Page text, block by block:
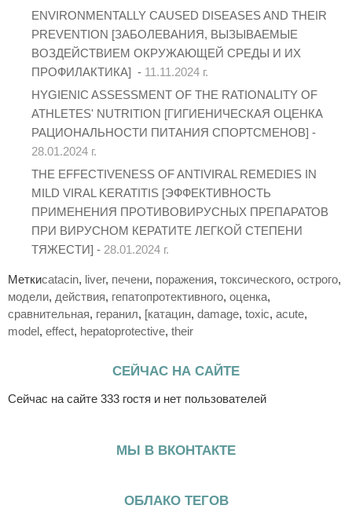
ENVIRONMENTALLY CAUSED DISEASES AND THEIR
PREVENTION [ЗАБОЛЕВАНИЯ, ВЫЗЫВАЕМЫЕ
ВОЗДЕЙСТВИЕМ ОКРУЖАЮЩЕЙ СРЕДЫ И ИХ
ПРОФИЛАКТИКА] - 11.11.2024 г.
HYGIENIC ASSESSMENT OF THE RATIONALITY OF
ATHLETES' NUTRITION [ГИГИЕНИЧЕСКАЯ ОЦЕНКА
РАЦИОНАЛЬНОСТИ ПИТАНИЯ СПОРТСМЕНОВ] -
28.01.2024 г.
THE EFFECTIVENESS OF ANTIVIRAL REMEDIES IN
MILD VIRAL KERATITIS [ЭФФЕКТИВНОСТЬ
ПРИМЕНЕНИЯ ПРОТИВОВИРУСНЫХ ПРЕПАРАТОВ
ПРИ ВИРУСНОМ КЕРАТИТЕ ЛЕГКОЙ СТЕПЕНИ
ТЯЖЕСТИ] - 28.01.2024 г.
Меткиcatacin, liver, печени, поражения, токсического, острого,
модели, действия, гепатопротективного, оценка,
сравнительная, геранил, [катацин, damage, toxic, acute,
model, effect, hepatoprotective, their
СЕЙЧАС НА САЙТЕ
Сейчас на сайте 333 гостя и нет пользователей
МЫ В ВКОНТАКТЕ
ОБЛАКО ТЕГОВ